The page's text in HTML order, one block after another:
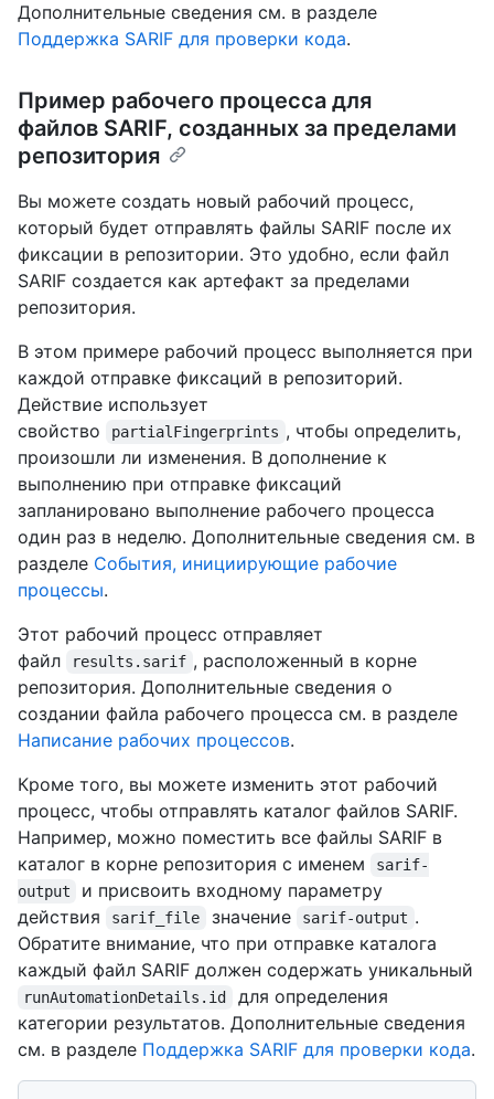
Дополнительные сведения см. в разделе
Поддержка SARIF для проверки кода.
Пример рабочего процесса для
файлов SARIF, созданных за пределами
репозитория
Вы можете создать новый рабочий процесс,
который будет отправлять файлы SARIF после их
фиксации в репозитории. Это удобно, если файл
SARIF создается как артефакт за пределами
репозитория.
В этом примере рабочий процесс выполняется при
каждой отправке фиксаций в репозиторий.
Действие использует
свойство
partialFingerprints , чтобы определить,
произошли ли изменения. В дополнение к
выполнению при отправке фиксаций
запланировано выполнение рабочего процесса
один раз в неделю. Дополнительные сведения см. в
разделе События, инициирующие рабочие
процессы.
Этот рабочий процесс отправляет
файл
results.sarif , расположенный в корне
репозитория. Дополнительные сведения о
создании файла рабочего процесса см. в разделе
Написание рабочих процессов.
Кроме того, вы можете изменить этот рабочий
процесс, чтобы отправлять каталог файлов SARIF.
Например, можно поместить все файлы SARIF в
каталог в корне репозитория с именем
sarif-
output
и присвоить входному параметру
действия
sarif_file значение sarif-output .
Обратите внимание, что при отправке каталога
каждый файл SARIF должен содержать уникальный
runAutomationDetails.id
для определения
категории результатов. Дополнительные сведения
см. в разделе Поддержка SARIF для проверки кода.